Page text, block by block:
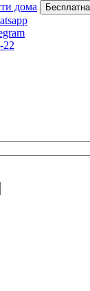
дома
22